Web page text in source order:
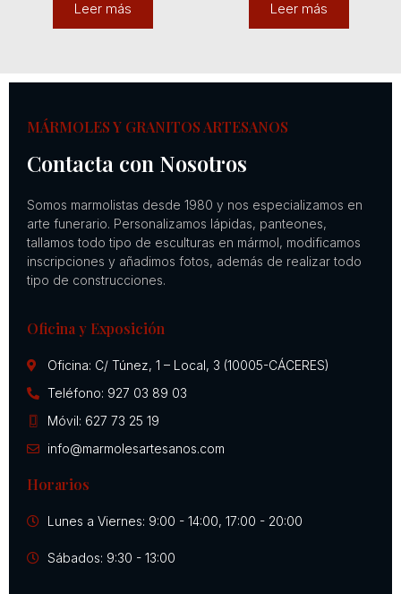
Leer más Leer más
MÁRMOLES Y GRANITOS ARTESANOS
Contacta con Nosotros
Somos marmolistas desde 1980 y nos especializamos en
arte funerario. Personalizamos lápidas, panteones,
tallamos todo tipo de esculturas en mármol, modificamos
inscripciones y añadimos fotos, además de realizar todo
tipo de construcciones.
Oficina y Exposición
Oficina: C/ Túnez, 1 – Local, 3 (10005-CÁCERES)
Teléfono: 927 03 89 03
Móvil: 627 73 25 19
info@marmolesartesanos.com
Horarios
Lunes a Viernes: 9:00 - 14:00, 17:00 - 20:00
Sábados: 9:30 - 13:00